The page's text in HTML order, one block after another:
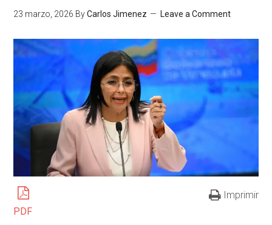
23 marzo, 2026 ByCarlos Jimenez Leave a Comment
PDF
Imprimir